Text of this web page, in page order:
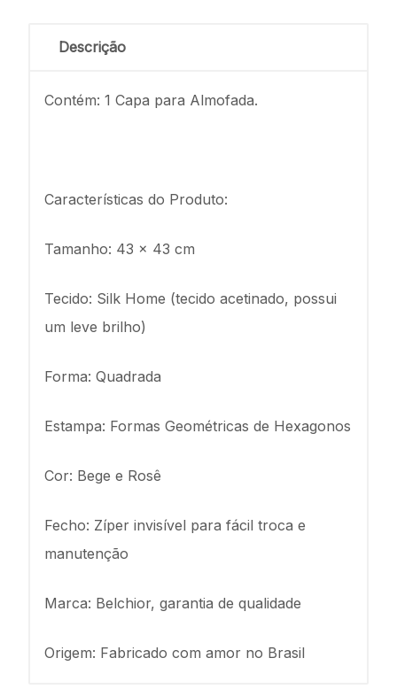
Descrição
Contém: 1 Capa para Almofada.
Características do Produto:
Tamanho: 43 x 43 cm
Tecido: Silk Home (tecido acetinado, possui
um leve brilho)
Forma: Quadrada
Estampa: Formas Geométricas de Hexagonos
Cor: Bege e Rosê
Fecho: Zíper invisível para fácil troca e
manutenção
Marca: Belchior, garantia de qualidade
Origem: Fabricado com amor no Brasil